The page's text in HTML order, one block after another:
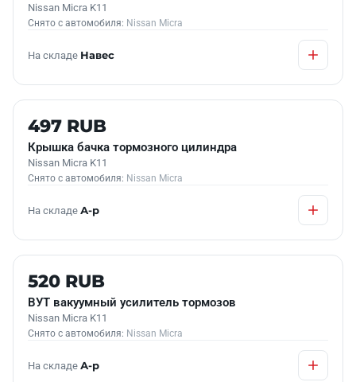
Nissan Micra K11
Снято с автомобиля: Nissan Micra
На складе Навес
Б/У В НАЛИЧИИ
497 RUB
Крышка бачка тормозного цилиндра
Nissan Micra K11
Снято с автомобиля: Nissan Micra
На складе А-р
Б/У В НАЛИЧИИ
520 RUB
ВУТ вакуумный усилитель тормозов
Nissan Micra K11
Снято с автомобиля: Nissan Micra
На складе А-р